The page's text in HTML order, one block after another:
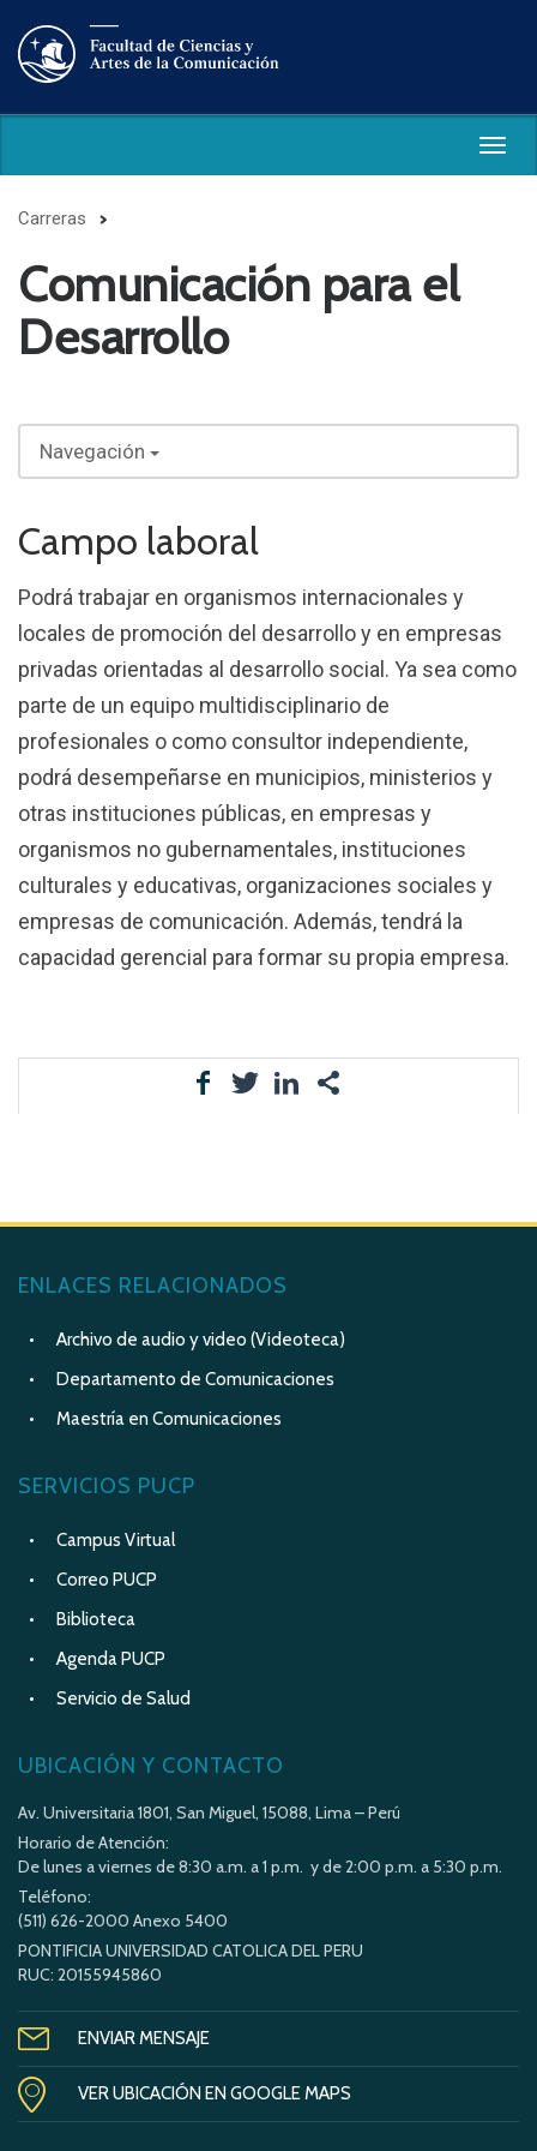
Carreras
Comunicación para el
Desarrollo
Navegación
Campo laboral
Podrá trabajar en organismos internacionales y
locales de promoción del desarrollo y en empresas
privadas orientadas al desarrollo social. Ya sea como
parte de un equipo multidisciplinario de
profesionales o como consultor independiente,
podrá desempeñarse en municipios, ministerios y
otras instituciones públicas, en empresas y
organismos no gubernamentales, instituciones
culturales y educativas, organizaciones sociales y
empresas de comunicación. Además, tendrá la
capacidad gerencial para formar su propia empresa.
ENLACES RELACIONADOS
Archivo de audio y video (Videoteca)
Departamento de Comunicaciones
Maestría en Comunicaciones
SERVICIOS PUCP
Campus Virtual
Correo PUCP
Biblioteca
Agenda PUCP
Servicio de Salud
UBICACIÓN Y CONTACTO
Av. Universitaria 1801, San Miguel, 15088, Lima – Perú
Horario de Atención:
De lunes a viernes de 8:30 a.m. a 1 p.m. y de 2:00 p.m. a 5:30 p.m.
Teléfono:
(511) 626-2000 Anexo 5400
PONTIFICIA UNIVERSIDAD CATOLICA DEL PERU
RUC: 20155945860
ENVIAR MENSAJE
VER UBICACIÓN EN GOOGLE MAPS